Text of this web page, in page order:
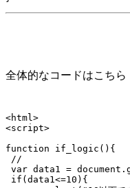
全体的なコードはこちら
<html>
<script>
function if_logic(){
//
var data1 =
if(data1<=10){